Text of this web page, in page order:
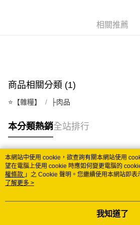
每筆NT$200
冷凍宅配
每筆NT$225
付款後門市自取 (冷凍)
相關推薦
商品相關分類 (1)
⭐️【雜糧】 ├肉品
本分類熱銷全站排行
熱門標籤
本網站中使用 cookie，欲查詢有關本網站使用
望在電腦上使用 cookie 時應如何變更電腦的
權條款 」之 Cookie 聲明。您繼續使用本網站即
用條款之 Cookie 聲明使用 cookie。
了解更多 >
我知道了